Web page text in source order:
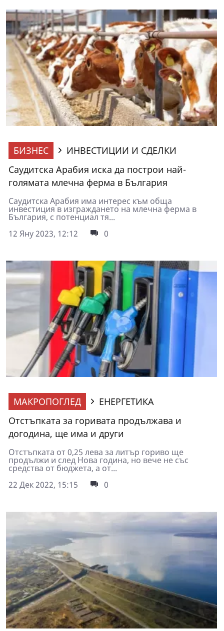
БИЗНЕС
ИНВЕСТИЦИИ И СДЕЛКИ
Саудитска Арабия иска да построи най-
голямата млечна ферма в България
Саудитска Арабия има интерес към обща
инвестиция в изграждането на млечна ферма в
България, с потенциал тя...
12 Яну 2023, 12:12
0
МАКРОПОГЛЕД
ЕНЕРГЕТИКА
Отстъпката за горивата продължава и
догодина, ще има и други
Отстъпката от 0,25 лева за литър гориво ще
продължи и след Нова година, но вече не със
средства от бюджета, а от...
22 Дек 2022, 15:15
0